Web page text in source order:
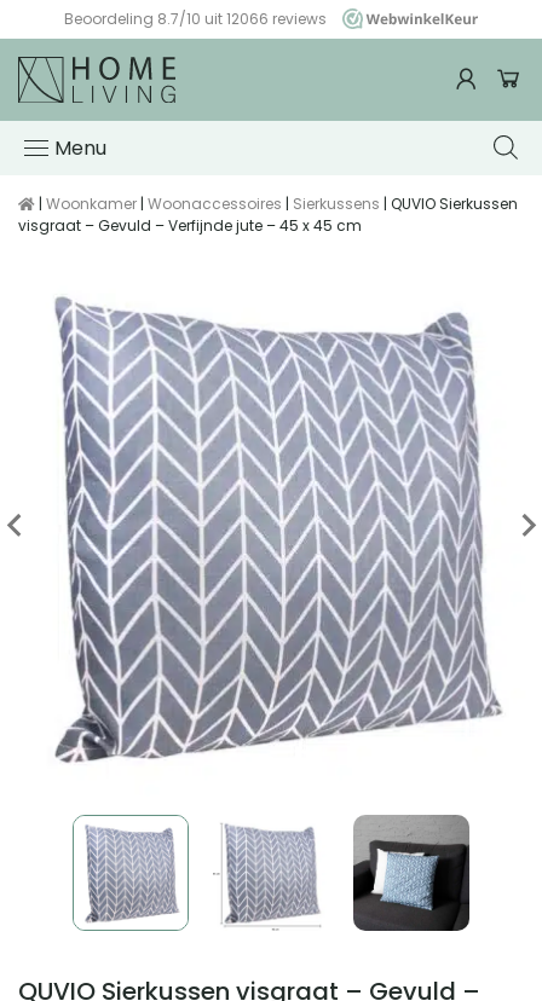
Beoordeling 8.7/10 uit 12066 reviews
WebwinkelKeur
Menu
| Woonkamer | Woonaccessoires | Sierkussens | QUVIO Sierkussen
visgraat – Gevuld – Verfijnde jute – 45 x 45 cm
QUVIO Sierkussen visgraat – Gevuld –